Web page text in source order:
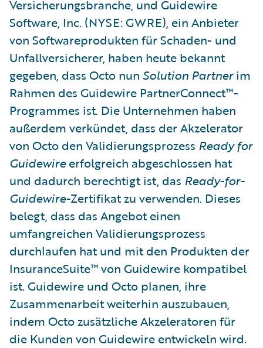
Versicherungsbranche, und Guidewire
Software, Inc. (NYSE: GWRE), ein Anbieter
von Softwareprodukten für Schaden- und
Unfallversicherer, haben heute bekannt
gegeben, dass Octo nun Solution Partnerim
Rahmen des Guidewire PartnerConnect™-
Programmes ist. Die Unternehmen haben
außerdem verkündet, dass der Akzelerator
von Octo den Validierungsprozess Ready for
Guidewireerfolgreich abgeschlossen hat
und dadurch berechtigt ist, das Ready-for-
Guidewire-Zertifikat zu verwenden. Dieses
belegt, dass das Angebot einen
umfangreichen Validierungsprozess
durchlaufen hat und mit den Produkten der
InsuranceSuite™ von Guidewire kompatibel
ist. Guidewire und Octo planen, ihre
Zusammenarbeit weiterhin auszubauen,
indem Octo zusätzliche Akzeleratoren für
die Kunden von Guidewire entwickeln wird.